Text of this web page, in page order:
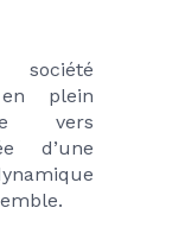
plein
vers
d’une